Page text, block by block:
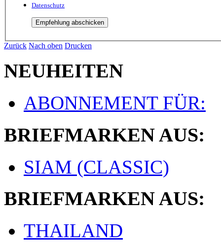
Datenschutz
Zurück Nach oben Drucken
NEUHEITEN
ABONNEMENT FÜR:
BRIEFMARKEN AUS:
SIAM (CLASSIC)
BRIEFMARKEN AUS:
THAILAND